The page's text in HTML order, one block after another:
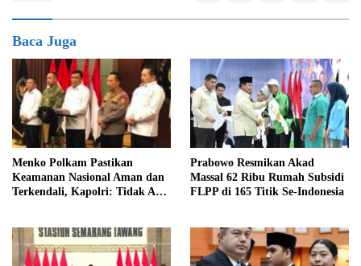
Baca Juga
Menko Polkam Pastikan
Keamanan Nasional Aman dan
Terkendali, Kapolri: Tidak Ada
Prabowo Resmikan Akad
Massal 62 Ribu Rumah Subsidi
FLPP di 165 Titik Se-Indonesia